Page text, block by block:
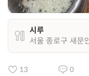
시루
서울 종로구 새문
13 0